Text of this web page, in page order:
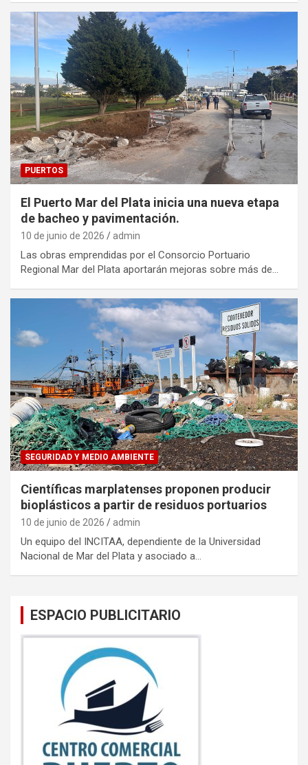
PUERTOS
El Puerto Mar del Plata inicia una nueva etapa
de bacheo y pavimentación.
10 de junio de 2026 admin
Las obras emprendidas por el Consorcio Portuario
Regional Mar del Plata aportarán mejoras sobre más de…
SEGURIDAD Y MEDIO AMBIENTE
Científicas marplatenses proponen producir
bioplásticos a partir de residuos portuarios
10 de junio de 2026 admin
Un equipo del INCITAA, dependiente de la Universidad
Nacional de Mar del Plata y asociado a…
ESPACIO PUBLICITARIO